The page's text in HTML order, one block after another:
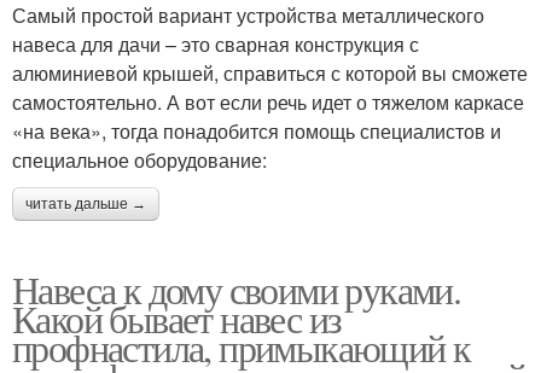
Самый простой вариант устройства металлического
навеса для дачи – это сварная конструкция с
алюминиевой крышей, справиться с которой вы сможете
самостоятельно. А вот если речь идет о тяжелом каркасе
«на века», тогда понадобится помощь специалистов и
специальное оборудование:
читать дальше →
Навеса к дому своими руками.
Какой бывает навес из
профнастила, примыкающий к